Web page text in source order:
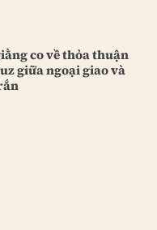
co về thỏa thuận
giữa ngoại giao và